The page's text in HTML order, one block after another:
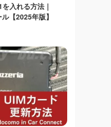
入れる方法｜
【2025年版】